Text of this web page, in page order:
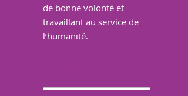
de bonne volonté et
travaillant au service de
l’humanité.